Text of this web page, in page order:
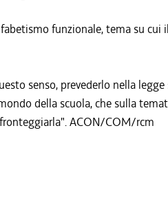
funzionale, tema su cui
senso, prevederlo nella
della scuola, che sulla
ACON/COM/rcm